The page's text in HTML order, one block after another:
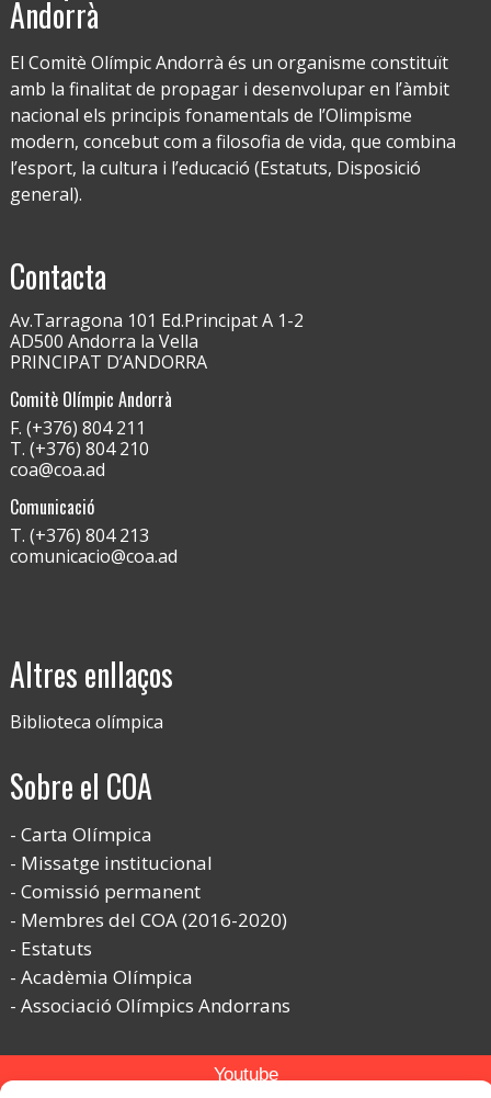
Andorrà
El Comitè Olímpic Andorrà és un organisme constituït
amb la finalitat de propagar i desenvolupar en l’àmbit
nacional els principis fonamentals de l’Olimpisme
modern, concebut com a filosofia de vida, que combina
l’esport, la cultura i l’educació (Estatuts, Disposició
general).
Contacta
Av.Tarragona 101 Ed.Principat A 1-2
AD500 Andorra la Vella
PRINCIPAT D’ANDORRA
Comitè Olímpic Andorrà
F. (+376) 804 211
T. (+376) 804 210
coa@coa.ad
Comunicació
T. (+376) 804 213
comunicacio@coa.ad
Altres enllaços
Biblioteca olímpica
Sobre el COA
Carta Olímpica
Missatge institucional
Comissió permanent
Membres del COA (2016-2020)
Estatuts
Acadèmia Olímpica
Associació Olímpics Andorrans
Youtube